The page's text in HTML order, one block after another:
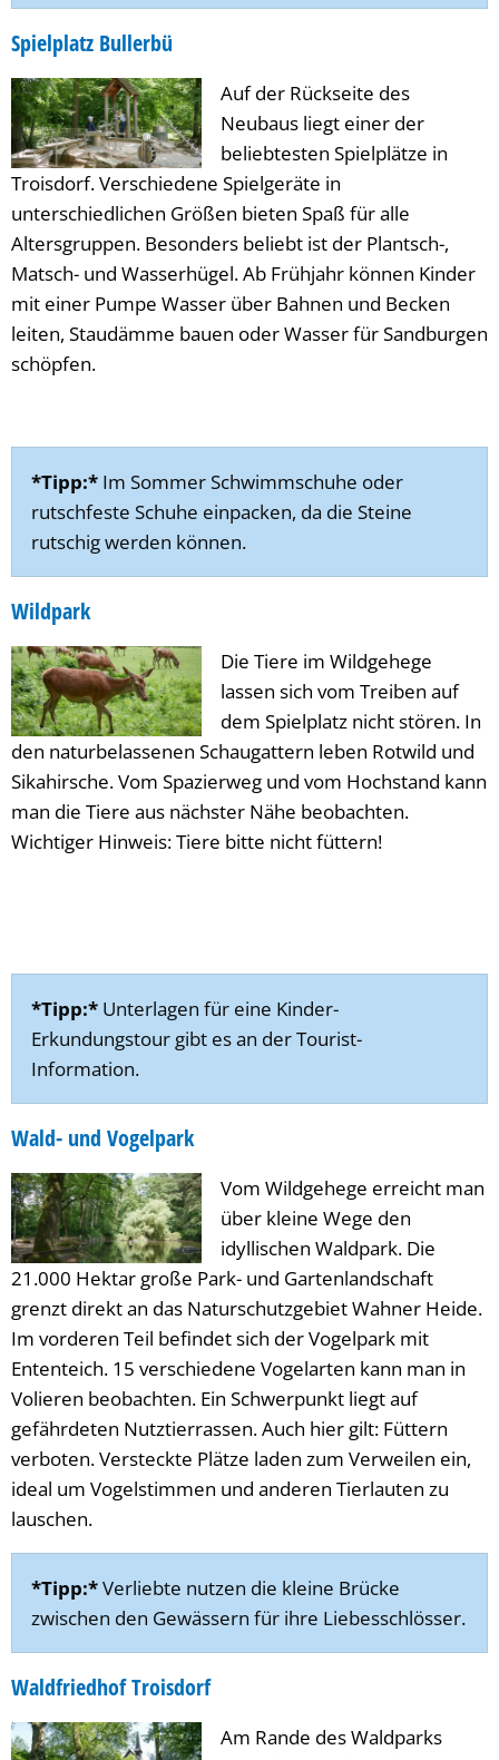
Spielplatz Bullerbü
Auf der Rückseite des
Neubaus liegt einer der
beliebtesten Spielplätze in
Troisdorf. Verschiedene Spielgeräte in
unterschiedlichen Größen bieten Spaß für alle
Altersgruppen. Besonders beliebt ist der Plantsch-,
Matsch- und Wasserhügel. Ab Frühjahr können Kinder
mit einer Pumpe Wasser über Bahnen und Becken
leiten, Staudämme bauen oder Wasser für Sandburgen
schöpfen.
*Tipp:* Im Sommer Schwimmschuhe oder
rutschfeste Schuhe einpacken, da die Steine
rutschig werden können.
Wildpark
Die Tiere im Wildgehege
lassen sich vom Treiben auf
dem Spielplatz nicht stören. In
den naturbelassenen Schaugattern leben Rotwild und
Sikahirsche. Vom Spazierweg und vom Hochstand kann
man die Tiere aus nächster Nähe beobachten.
Wichtiger Hinweis: Tiere bitte nicht füttern!
*Tipp:* Unterlagen für eine Kinder-
Erkundungstour gibt es an der Tourist-
Information.
Wald- und Vogelpark
Vom Wildgehege erreicht man
über kleine Wege den
idyllischen Waldpark. Die
21.000 Hektar große Park- und Gartenlandschaft
grenzt direkt an das Naturschutzgebiet Wahner Heide.
Im vorderen Teil befindet sich der Vogelpark mit
Ententeich. 15 verschiedene Vogelarten kann man in
Volieren beobachten. Ein Schwerpunkt liegt auf
gefährdeten Nutztierrassen. Auch hier gilt: Füttern
verboten. Versteckte Plätze laden zum Verweilen ein,
ideal um Vogelstimmen und anderen Tierlauten zu
lauschen.
*Tipp:*Verliebte nutzen die kleine Brücke
zwischen den Gewässern für ihre Liebesschlösser.
Waldfriedhof Troisdorf
Am Rande des Waldparks